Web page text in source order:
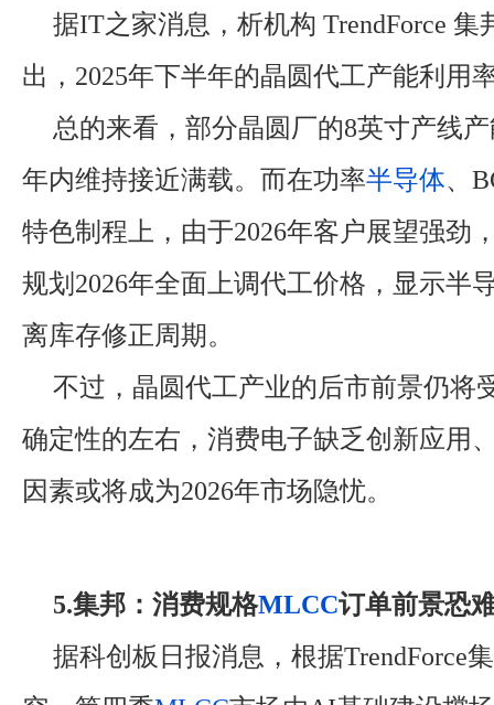
据IT之家消息，析机构 TrendForce 集
出，2025年下半年的晶圆代工产能利用
总的来看，部分晶圆厂的8英寸产线
年内维持接近满载。而在功率半导体、
特色制程上，由于2026年客户展望强劲
规划2026年全面上调代工价格，显示半
离库存修正周期。
不过，晶圆代工产业的后市前景仍将
确定性的左右，消费电子缺乏创新应用
因素或将成为2026年市场隐忧。
5.集邦：消费规格MLCC订单前景恐
据科创板日报消息，根据TrendForce